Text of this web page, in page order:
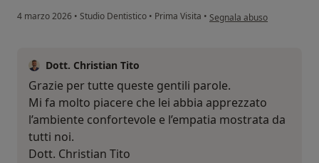
4 marzo 2026 • Studio Dentistico • Prima Visita • secondo l'opinione
Segnala abuso
Dott. Christian Tito
Grazie per tutte queste gentili parole.
Mi fa molto piacere che lei abbia apprezzato
l’ambiente confortevole e l’empatia mostrata da
tutti noi.
Dott. Christian Tito